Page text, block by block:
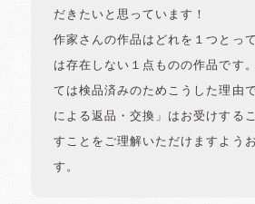
だきたいと思っています！
作家さんの作品はどれを１つとっ
は存在しない１点ものの作品です
ては検品済みのためこうした理由
による返品・交換」はお受けする
すことをご理解いただけますよう
す。